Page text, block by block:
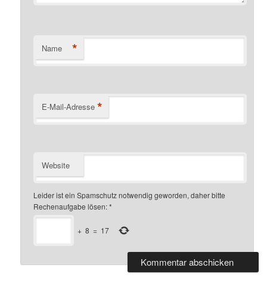
Name *
E-Mail-Adresse *
Website
Leider ist ein Spamschutz notwendig geworden, daher bitte
Rechenaufgabe lösen:*
+ 8 = 17